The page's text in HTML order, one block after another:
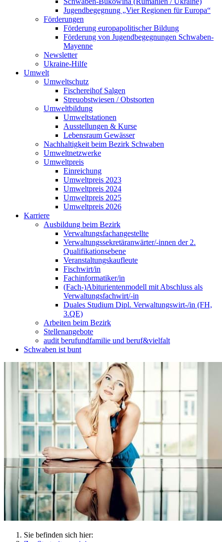
Jugendbegegnung „Vier Regionen für Europa“
Förderungen
Förderung europapolitischer Bildung
Förderung von Jugendbegegnungen Schwaben-
Mayenne
Newsletter
Ukraine-Hilfe
Umwelt
Umweltschutz
Fischereihof Salgen
Streuobstwiesen / Obstsorten
Umweltbildung
Umweltstationen
Ausstellungen & Kurse
Lebensraum Gewässer
Nachhaltigkeit beim Bezirk Schwaben
Umweltnetzwerke
Umweltpreis
Einreichung
Umweltpreis 2023
Umweltpreis 2024
Umweltpreis 2025
Umweltpreis 2026
Karriere
Ausbildung beim Bezirk
Verwaltungsfachangestellte
Verwaltungssekretäranwärter/-innen der 2.
Qualifikationsebene
Veranstaltungskaufleute
Fischwirt/in
Fachinformatiker/in
(Fach-)Abiturientenmodell mit Abschluss als
Verwaltungsfachwirt/-in
Duales Studium Dipl. Verwaltungswirt-/in (FH,
3.QE)
Arbeiten beim Bezirk
Stellenangebote
audit berufundfamilie und beruf&vielfalt
Schwaben ist bunt
Sie befinden sich hier: